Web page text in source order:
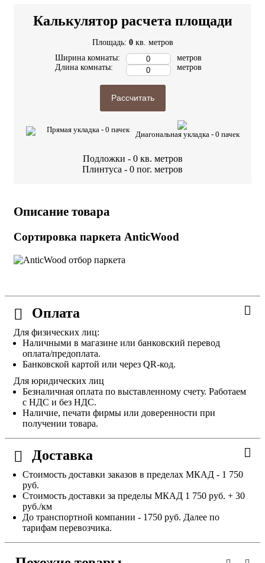
Калькулятор расчета площади
Площадь: 0 кв. метров
Ширина комнаты:
Длина комнаты:
метров
метров
Рассчитать
Прямая укладка - 0 пачек
Диагональная укладка - 0 пачек
Подложки - 0 кв. метров
Плинтуса - 0 пог. метров
Описание товара
Сортировка паркета AnticWood
Оплата
Для физических лиц:
Наличными в магазине или банковский перевод
оплата/предоплата.
Банковской картой или через QR-код.
Для юридических лиц
Безналичная оплата по выставленному счету. Работаем
с НДС и без НДС.
Наличие, печати фирмы или доверенности при
получении товара.
Доставка
Стоимость доставки заказов в пределах МКАД - 1 750
руб.
Стоимость доставки за пределы МКАД 1 750 руб. + 30
руб./км
До транспортной компании - 1750 руб. Далее по
тарифам перевозчика.